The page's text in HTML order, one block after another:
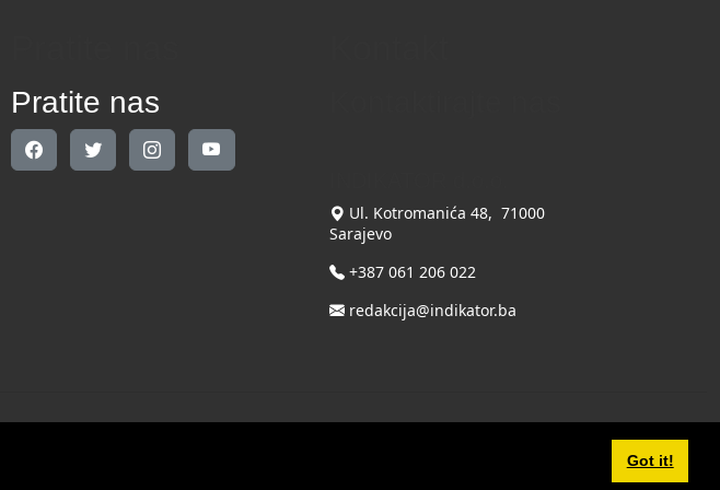
Got it!
Pratite nas
Ul. Kotromanića 48, 71000
Sarajevo
+387 061 206 022
redakcija@indikator.ba